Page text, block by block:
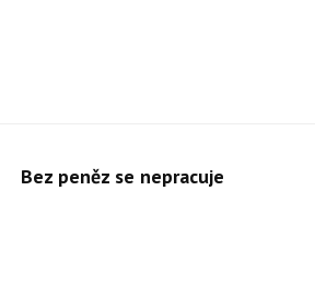
Bez peněz se nepracuje